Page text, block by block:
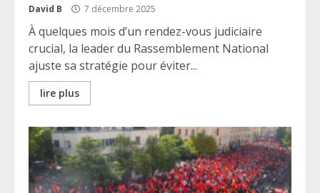
David B 7 décembre 2025
À quelques mois d’un rendez-vous judiciaire
crucial, la leader du Rassemblement National
ajuste sa stratégie pour éviter...
lire plus